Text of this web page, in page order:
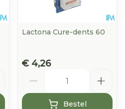
Lactona Cure-dents 60
€ 4,26
Bestel